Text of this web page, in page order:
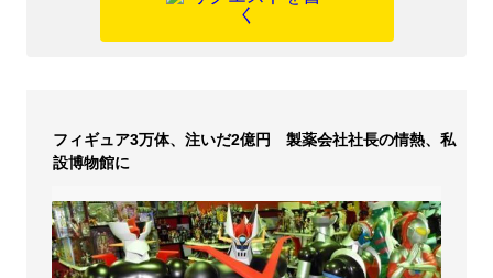
フィギュア3万体、注いだ2億円 製薬会社社長の情熱、私
設博物館に